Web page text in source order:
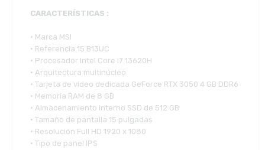
CARACTERÍSTICAS :
• Marca MSI
• Referencia 15 B13UC
• Procesador Intel Core i7 13620H
• Arquitectura multinúcleo
• Tarjeta de video dedicada GeForce RTX 3050 4 GB DDR6
• Memoria RAM de 8 GB
• Almacenamiento interno SSD de 512 GB
• Tamaño de pantalla 15 pulgadas
• Resolución Full HD 1920 x 1080
• Tipo de panel IPS